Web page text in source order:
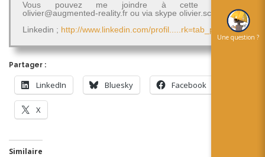
Vous pouvez me joindre à cette adresse
olivier@augmented-reality.fr ou via skype olivier.schimpf
Linkedin ; http://www.linkedin.com/profil.....rk=tab_pro
Partager :
LinkedIn Bluesky Facebook
X
Similaire
Une question ?